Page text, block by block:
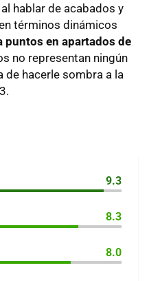
hablar de acabados y
términos dinámicos
puntos en apartados de
no representan ningún
de hacerle sombra a la
9.3
8.3
8.0